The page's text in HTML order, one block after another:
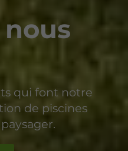
qui font notre
de piscines